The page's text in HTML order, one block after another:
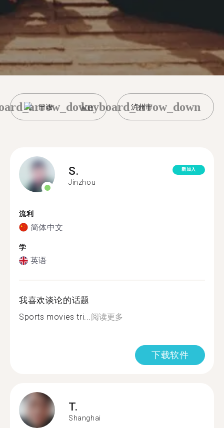
日语 泸州市
keyboard_arrow_down
S.
Jinzhou
新加入
流利
简体中文
学
英语
我喜欢谈论的话题
Sports movies tri...阅读更多
下载软件
T.
Shanghai